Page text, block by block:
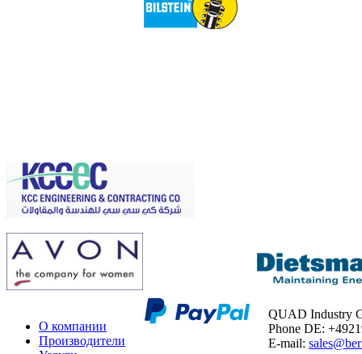
О компании
Производители
QUAD Industry
Phone DE:
E-mail: